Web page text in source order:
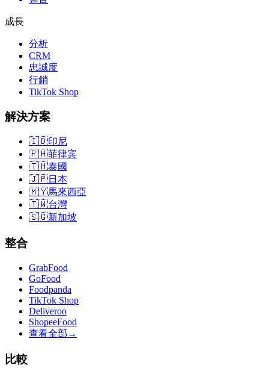
成長
分析
CRM
忠誠度
行銷
TikTok Shop
解決方案
🇮🇩印尼
🇵🇭菲律宾
🇹🇭泰國
🇯🇵日本
🇲🇾馬來西亞
🇹🇼台灣
🇸🇬新加坡
整合
GrabFood
GoFood
Foodpanda
TikTok Shop
Deliveroo
ShopeeFood
查看全部 →
比較